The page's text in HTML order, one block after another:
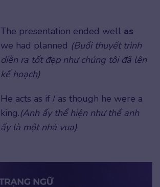
The presentation ended well as
we had planned (Buổi thuyết trình
diễn ra tốt đẹp như chúng tôi đã lên
kế hoạch)
He acts as if / as though he were a
king.(Anh ấy thể hiện như thể anh
ấy là một nhà vua)